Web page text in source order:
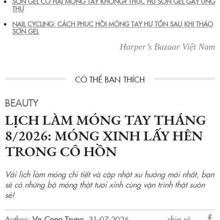
THƯ
NAIL CYCLING: CÁCH PHỤC HỒI MÓNG TAY HƯ TỔN SAU KHI THÁO
SƠN GEL
Harper’s Bazaar Việt Nam
BEAUTY
LỊCH LÀM MÓNG TAY THÁNG
8/2026: MÓNG XINH LẤY HÊN
TRONG CÔ HỒN
Với lịch làm móng chi tiết và cập nhật xu hướng mới nhất, bạn
sẽ có những bộ móng thật tươi xinh cùng vận trình thật suôn
sẻ!